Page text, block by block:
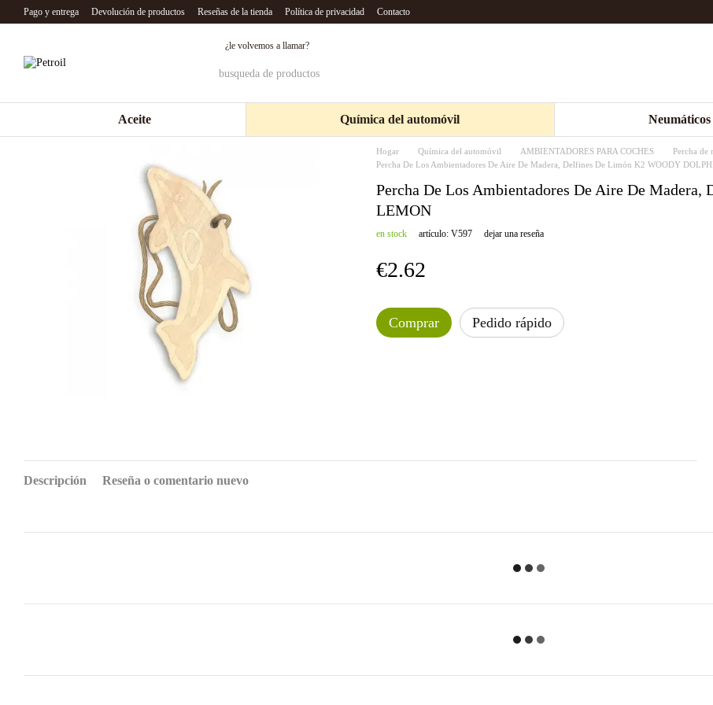
Перейти к основному контенту
Pago y entrega Devolución de productos Reseñas de la tienda Política de privacidad Contacto
¿le volvemos a llamar?
Aceite Química del automóvil Neumáticos
Hogar Química del automóvil AMBIENTADORES PARA COCHES
Percha de
Percha De Los Ambientadores De Aire De Madera, Delfines De Limón K2 WOODY
Percha De Los Ambientadores De Aire De
LEMON
en stock artículo: V597 dejar una reseña
€2.62
Comprar Pedido rápido
Descripción Reseña o comentario nuevo